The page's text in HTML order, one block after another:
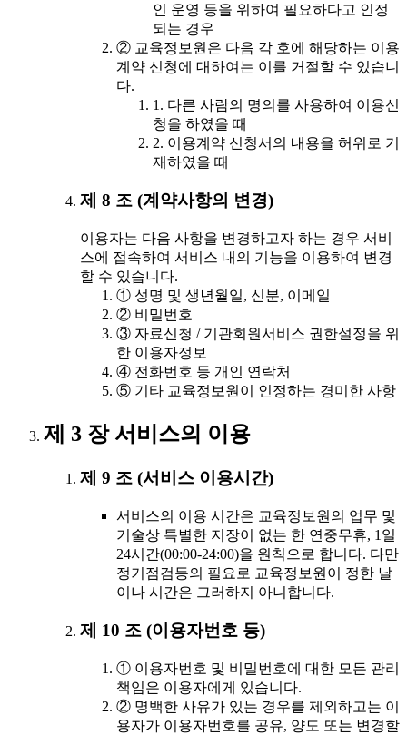
인 운영 등을 위하여 필요하다고 인정
되는 경우
② 교육정보원은 다음 각 호에 해당하는 이용
계약 신청에 대하여는 이를 거절할 수 있습니
다.
1. 다른 사람의 명의를 사용하여 이용신
청을 하였을 때
2. 이용계약 신청서의 내용을 허위로 기
재하였을 때
제 8 조 (계약사항의 변경)
이용자는 다음 사항을 변경하고자 하는 경우 서비
스에 접속하여 서비스 내의 기능을 이용하여 변경
할 수 있습니다.
① 성명 및 생년월일, 신분, 이메일
② 비밀번호
③ 자료신청 / 기관회원서비스 권한설정을 위
한 이용자정보
④ 전화번호 등 개인 연락처
⑤ 기타 교육정보원이 인정하는 경미한 사항
제 3 장 서비스의 이용
제 9 조 (서비스 이용시간)
서비스의 이용 시간은 교육정보원의 업무 및
기술상 특별한 지장이 없는 한 연중무휴, 1일
24시간(00:00-24:00)을 원칙으로 합니다. 다만
정기점검등의 필요로 교육정보원이 정한 날
이나 시간은 그러하지 아니합니다.
제 10 조 (이용자번호 등)
① 이용자번호 및 비밀번호에 대한 모든 관리
책임은 이용자에게 있습니다.
② 명백한 사유가 있는 경우를 제외하고는 이
용자가 이용자번호를 공유, 양도 또는 변경할